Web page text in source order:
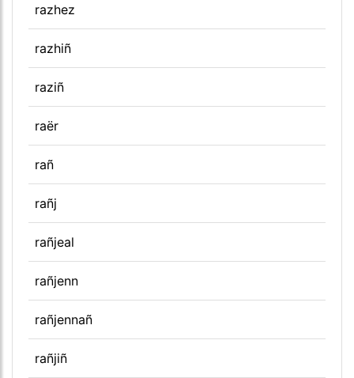
razhez
razhiñ
raziñ
raër
rañ
rañj
rañjeal
rañjenn
rañjennañ
rañjiñ